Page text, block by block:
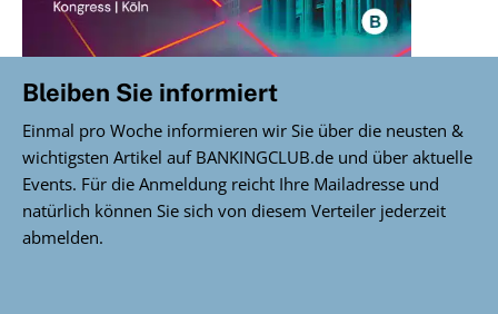
Bleiben Sie informiert
Einmal pro Woche informieren wir Sie über die neusten &
wichtigsten Artikel auf BANKINGCLUB.de und über aktuelle
Events. Für die Anmeldung reicht Ihre Mailadresse und
natürlich können Sie sich von diesem Verteiler jederzeit
abmelden.